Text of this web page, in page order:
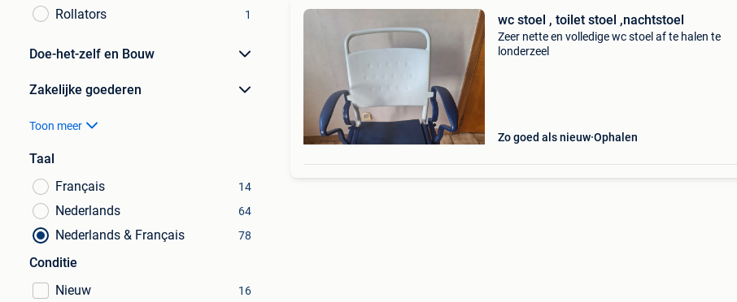
Rollators 1
Doe-het-zelf en Bouw
Zakelijke goederen
Toon meer
Taal
Français
14
Nederlands 64
Nederlands & Français 78
Conditie
Nieuw
16
wc stoel , toilet stoel ,nachtstoel
Zeer nette en volledige wc stoel af te halen te
londerzeel
Zo goed als nieuw Ophalen